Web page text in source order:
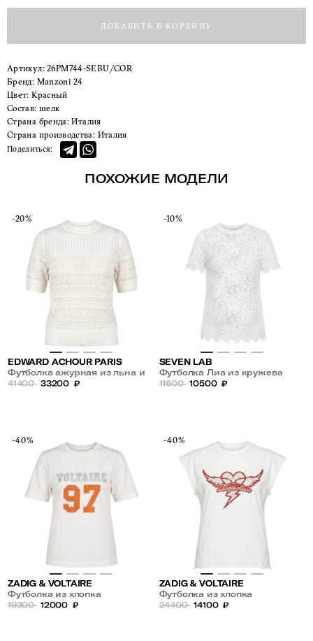
ДОБАВИТЬ В КОРЗИНУ
Артикул:26PM744-SEBU/COR
Бренд:
Manzoni 24
Цвет:
Красный
Состав: шелк
Страна бренда: Италия
Страна производства: Италия
Поделиться:
ПОХОЖИЕ МОДЕЛИ
-20%
EDWARD ACHOUR PARIS
Футболка ажурная из льна и
шелка
41400 33200 ₽
-10%
SEVEN LAB
Футболка Лиа из кружева
11600 10500 ₽
-40%
ZADIG & VOLTAIRE
Футболка из хлопка
19300 12000 ₽
-40%
ZADIG & VOLTAIRE
Футболка из хлопка
24400 14100 ₽